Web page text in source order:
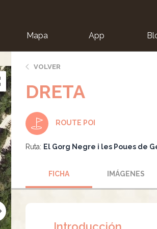
Mapa App
VOLVER
DRETA
ROUTE POI
Ruta: El Gorg Negre i les Poues de
FICHA IMÁGENES